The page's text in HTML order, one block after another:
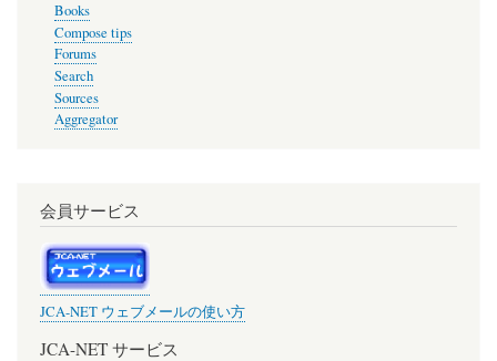
Books
Compose tips
Forums
Search
Sources
Aggregator
会員サービス
JCA-NET ウェブメールの使い方
JCA-NET サービス